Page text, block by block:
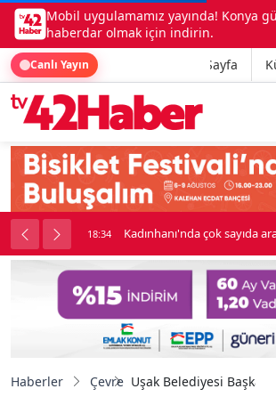
Mobil uygulamamız yayında! Konya
haberdar olmak için indirin.
Canlı Yayın Ana Sayfa
soygun 18:34 Kadınhanı'nda çok sayıda
Haberler Çevre Uşak Belediyesi Başkan